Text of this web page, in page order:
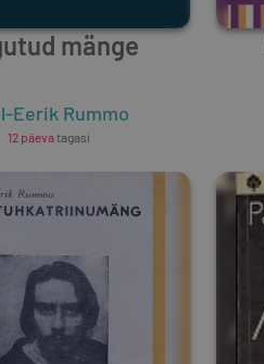
mänge
Eerik Rummo
12 päevatagasi